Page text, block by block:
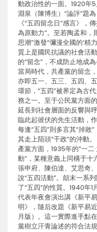
動政治性的一面。1920年
淵泉（陳博生）“論評”題
《“五四留念日”感言》，
為原動力”。至若陶孟和，
思潮”激發“彌漫全國的‘精
質上是國民抗議的社會活
的“留念”，不成防止地成
當局時代，共產黨的留念
亦即五一、五三、五四、
環節，“五四”被界定為古
務之一。至于公民黨方面
延長到社會層面的反響與
臨此起彼伏的先生活動，
每逢“五四”則多言其“掉敗
其走上陌頭“干政”的沖動
產黨方面，1935年的“一
動”，某種意義上同構于十
張申府、陳伯達、艾思奇
說“五四活動”。顛末一系
了“五四”的性質。1940年
代表年夜會演出講《新平
明》，隨后改題《新平易
月版）。這一實際進手點
黨樹立汗青論述的符合法